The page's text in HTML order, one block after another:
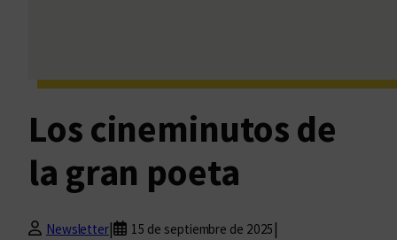
Los cineminutos de
la gran poeta
Newsletter| 15 de septiembre de 2025 |